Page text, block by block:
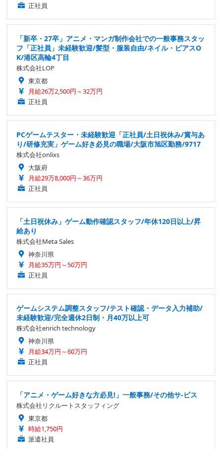
正社員
「新卒・27卒」アニメ・マンガ制作会社での一般事務スタッ
フ「正社員」未経験歓迎/髪型・服装自由/ネイル・ピアスO
K/港区高輪4丁目
株式会社LOP
東京都
月給26万2,500円～32万円
正社員
PCゲームテスター・未経験歓迎「正社員/土日祝休み/賞与あ
り/研修充実」ゲーム好き必見の職場/大阪市旭区勤務/9717
株式会社onlixs
大阪府
月給29万8,000円～36万円
正社員
「土日祝休み」ゲーム動作確認スタッフ/年休120日以上/昇
給あり
株式会社Meta Sales
神奈川県
月給35万円～50万円
正社員
ゲームシステム調整スタッフ/テスト確認・データ入力補助/
未経験歓迎/完全週休2日制・月40万以上可
株式会社enrich technology
神奈川県
月給34万円～60万円
正社員
「アニメ・ゲーム好きな方必見!」一般事務/その他サ-ビス
株式会社リクルートスタッフィング
東京都
時給1,750円
派遣社員